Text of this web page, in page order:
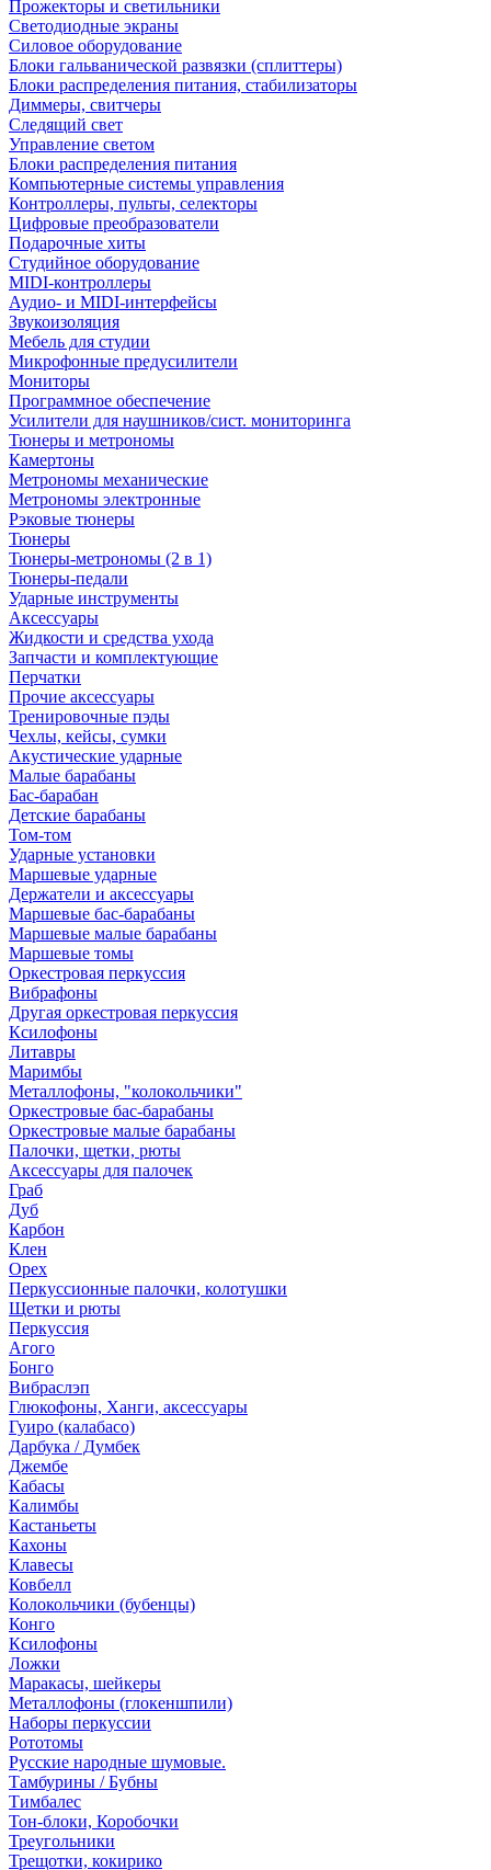
Прожекторы и светильники
Светодиодные экраны
Силовое оборудование
Блоки гальванической развязки (сплиттеры)
Блоки распределения питания, стабилизаторы
Диммеры, свитчеры
Следящий свет
Управление светом
Блоки распределения питания
Компьютерные системы управления
Контроллеры, пульты, селекторы
Цифровые преобразователи
Подарочные хиты
Студийное оборудование
MIDI-контроллеры
Аудио- и MIDI-интерфейсы
Звукоизоляция
Мебель для студии
Микрофонные предусилители
Мониторы
Программное обеспечение
Усилители для наушников/сист. мониторинга
Тюнеры и метрономы
Камертоны
Метрономы механические
Метрономы электронные
Рэковые тюнеры
Тюнеры
Тюнеры-метрономы (2 в 1)
Тюнеры-педали
Ударные инструменты
Аксессуары
Жидкости и средства ухода
Запчасти и комплектующие
Перчатки
Прочие аксессуары
Тренировочные пэды
Чехлы, кейсы, сумки
Акустические ударные
Mалые барабаны
Бас-барабан
Детские барабаны
Том-том
Ударные установки
Маршевые ударные
Держатели и аксессуары
Маршевые бас-барабаны
Маршевые малые барабаны
Маршевые томы
Оркестровая перкуссия
Вибрафоны
Другая оркестровая перкуссия
Ксилофоны
Литавры
Маримбы
Металлофоны, "колокольчики"
Оркестровые бас-барабаны
Оркестровые малые барабаны
Палочки, щетки, рюты
Аксессуары для палочек
Граб
Дуб
Карбон
Клен
Орех
Перкуссионные палочки, колотушки
Щетки и рюты
Перкуссия
Агого
Бонго
Вибраслэп
Глюкофоны, Ханги, аксессуары
Гуиро (калабасо)
Дарбука / Думбек
Джембе
Кабасы
Калимбы
Кастаньеты
Кахоны
Клавесы
Ковбелл
Колокольчики (бубенцы)
Конго
Ксилофоны
Ложки
Маракасы, шейкеры
Металлофоны (глокеншпили)
Наборы перкуссии
Рототомы
Русские народные шумовые.
Тамбурины / Бубны
Тимбалес
Тон-блоки, Коробочки
Треугольники
Трещотки, кокирико